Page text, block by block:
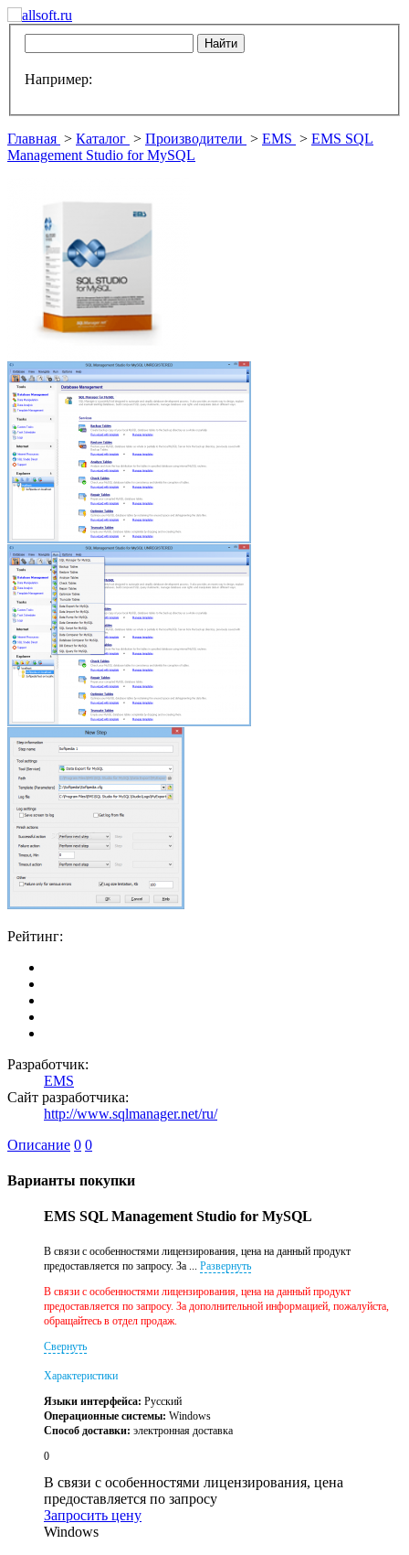
Например:
Главная > Каталог > Производители > EMS > EMS SQL
Management Studio for MySQL
Рейтинг:
Разработчик:
EMS
Сайт разработчика:
http://www.sqlmanager.net/ru/
Описание 0 0
Варианты покупки
EMS SQL Management Studio for MySQL
В связи с особенностями лицензирования, цена на данный продукт
предоставляется по запросу. За ... Развернуть
В связи с особенностями лицензирования, цена на данный продукт
предоставляется по запросу. За дополнительной информацией, пожалуйста,
обращайтесь в отдел продаж.
Свернуть
Характеристики
Языки интерфейса: Русский
Операционные системы: Windows
Способ доставки: электронная доставка
0
В связи с особенностями лицензирования, цена
предоставляется по запросу
Запросить цену
Windows